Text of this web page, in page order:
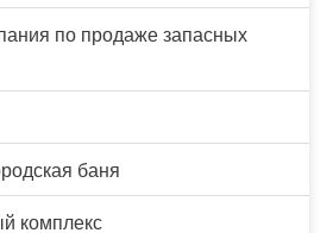
по продаже запасных
баня
комплекс